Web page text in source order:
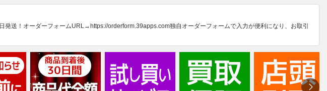
ストア受賞*゜*☆
動車パーツメーカーを取り扱っております。
送！オーダーフォームURL→https://orderform.39apps.com独自オーダーフォームで入力が便利になり、お取引